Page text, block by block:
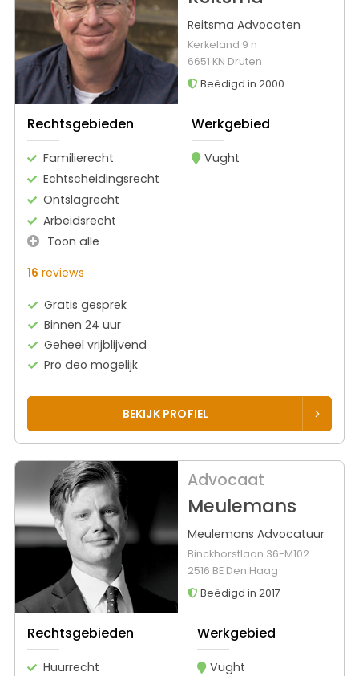
Reitsma Advocaten
Kerkeland 9 n
6651 KN Druten
Beëdigd in 2000
Rechtsgebieden
Familierecht
Echtscheidingsrecht
Ontslagrecht
Arbeidsrecht
Toon alle
Werkgebied
Vught
16 reviews
Gratis gesprek
Binnen 24 uur
Geheel vrijblijvend
Pro deo mogelijk
BEKIJK PROFIEL
Advocaat
Meulemans
Meulemans Advocatuur
Binckhorstlaan 36-M102
2516 BE Den Haag
Beëdigd in 2017
Rechtsgebieden
Huurrecht
Werkgebied
Vught